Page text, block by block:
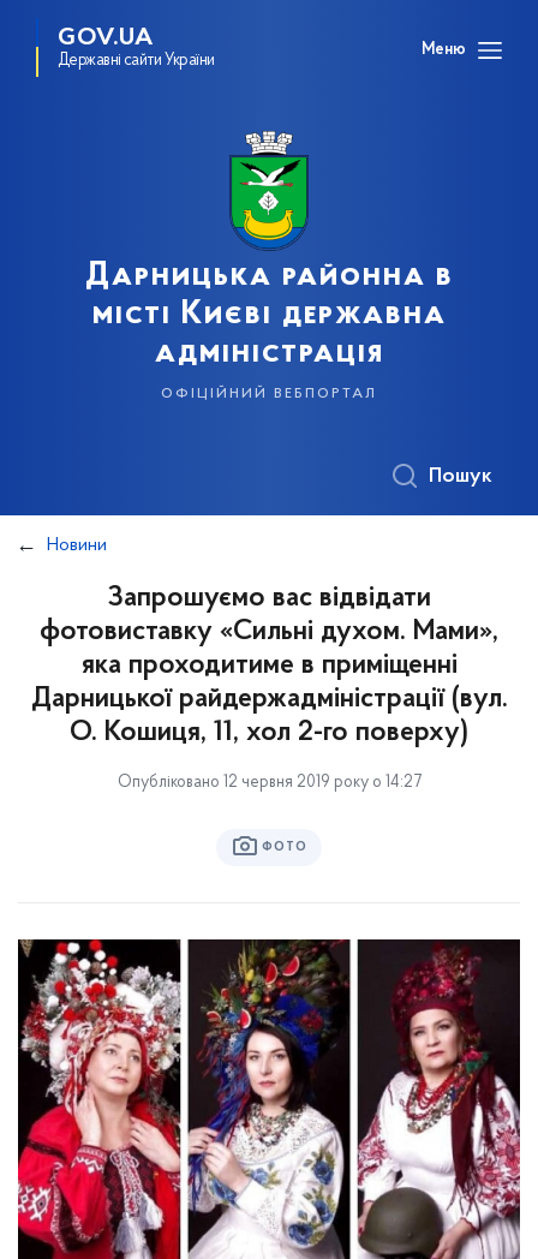
GOV.UA
Державні сайти України
Меню
Дарницька районна в
місті Києві державна
адміністрація
офіційний вебпортал
Пошук
Новини
Запрошуємо вас відвідати
фотовиставку «Сильні духом. Мами»,
яка проходитиме в приміщенні
Дарницької райдержадміністрації (вул.
О. Кошиця, 11, хол 2-го поверху)
Опубліковано 12 червня 2019 року о 14:27
ФОТО